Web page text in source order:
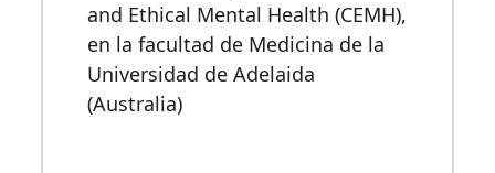
and Ethical Mental Health (CEMH),
en la facultad de Medicina de la
Universidad de Adelaida
(Australia)